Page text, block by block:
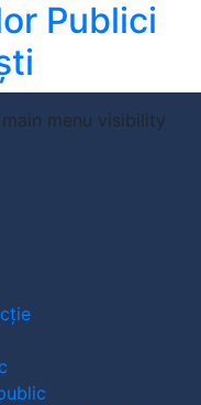
Publici
menu visibility